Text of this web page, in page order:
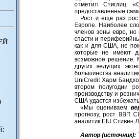
отметил Стиглиц.
предоставленные
Рост и еще раз
Европе. Наиболее
членов зоны евро,
спасти и
как и для США, не
которые не имеют
возможное решение.
других ведущих
большинства
UniCredit Харм
втором полугодии
производству и
США удастся
«Мы оцениваем
прогнозу, рост ВВП
аналитик EIU Стивен
Автор (источник):